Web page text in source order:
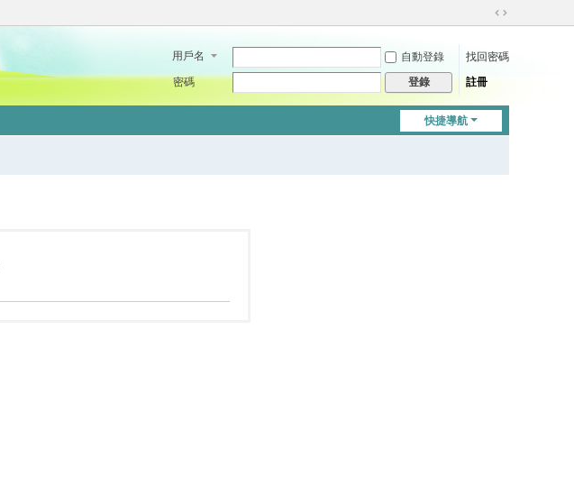
切
到
用戶名 自動登錄
找回密碼
密碼
登錄 註冊
快捷導航